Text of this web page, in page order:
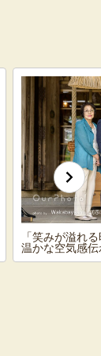
「笑みが溢れ
温かな空気感